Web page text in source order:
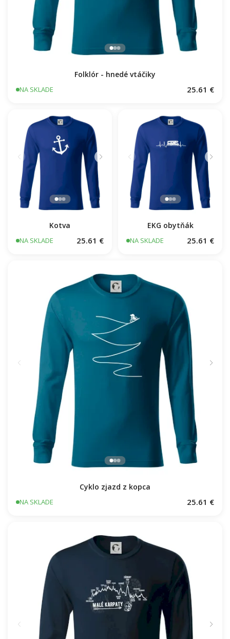
Folklór - hnedé vtáčiky
NA SKLADE 25.61 €
Kotva
NA SKLADE 25.61 €
EKG obytňák
NA SKLADE 25.61 €
Cyklo zjazd z kopca
NA SKLADE 25.61 €